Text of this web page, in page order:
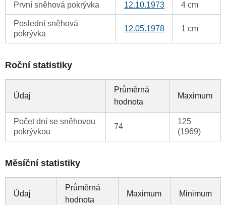
První sněhová pokrývka 12.10.1973 4 cm
Poslední sněhová
pokrývka
12.05.1978 1 cm
Roční statistiky
Údaj
Průměrná
hodnota
Maximum
Počet dní se sněhovou
pokrývkou
74
125
(1969)
Měsíční statistiky
Údaj
Průměrná
hodnota
Maximum Minimum